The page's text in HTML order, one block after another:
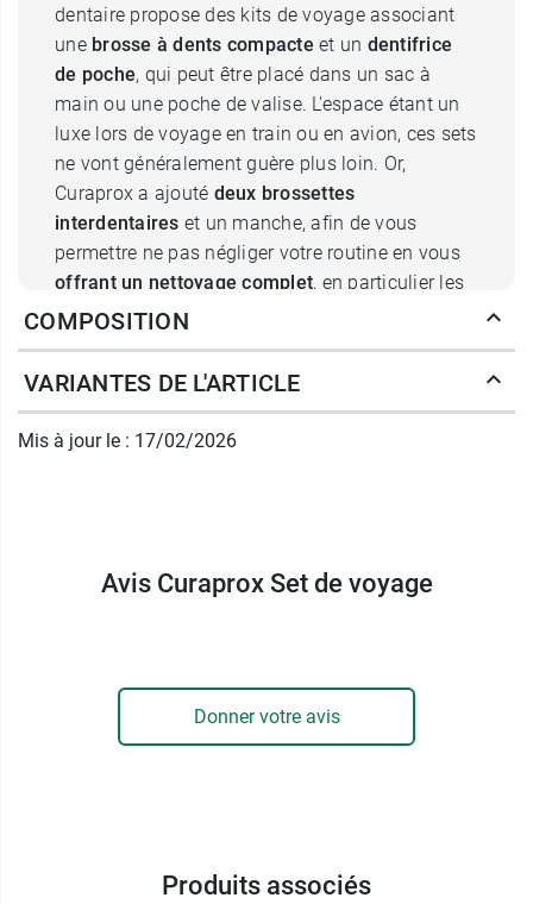
dentaire propose des kits de voyage associant
une brosse à dents compacte et un dentifrice
de poche, qui peut être placé dans un sac à
main ou une poche de valise. L'espace étant un
luxe lors de voyage en train ou en avion, ces sets
ne vont généralement guère plus loin. Or,
Curaprox a ajouté deux brossettes
interdentaires et un manche, afin de vous
permettre ne pas négliger votre routine en vous
offrant un nettoyage complet, en particulier les
espaces interdentaires.
Que renferme le kit de voyage
Curaprox pour l'hygiène dentaire ?
chez vous. Elle contient, en premier lieu, une
moins de place possible, elle a été conçue en
deux parties qu'il suffit d'emboiter pour la
manche et deux embouts de brossette
COMPOSITION
VARIANTES DE L'ARTICLE
Mis à jour le : 17/02/2026
Avis Curaprox Set de voyage
Donner votre avis
Produits associés